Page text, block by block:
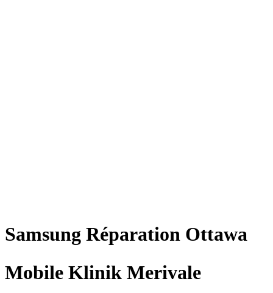
Samsung Réparation Ottawa
Mobile Klinik Merivale